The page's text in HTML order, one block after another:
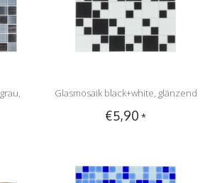
Glasmosaik black+white, glänzend
- 30x30cm
€5,90 *